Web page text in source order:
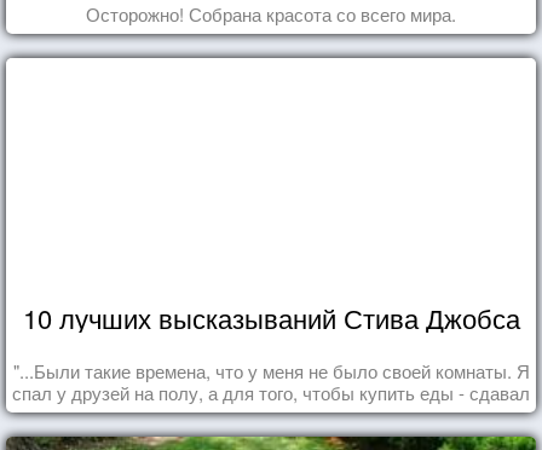
Осторожно! Собрана красота со всего мира.
10 лучших высказываний Стива Джобса
"...Были такие времена, что у меня не было своей комнаты. Я
спал у друзей на полу, а для того, чтобы купить еды - сдавал
бутылки из под кока-колы"